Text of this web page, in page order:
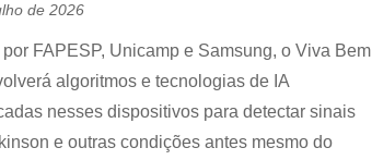
de 2026
FAPESP, Unicamp e Samsung, o Viva Bem
algoritmos e tecnologias de IA
nesses dispositivos para detectar sinais
e outras condições antes mesmo do